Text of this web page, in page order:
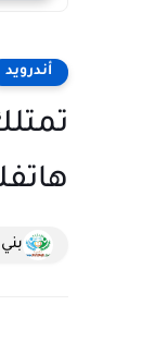
أندرويد